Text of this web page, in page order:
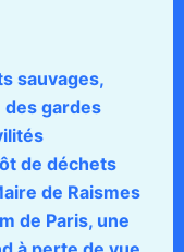
sauvages,
gardes
de déchets
de Raismes
de Paris, une